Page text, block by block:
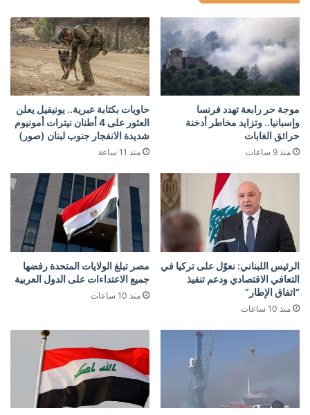
موجة حر رابعة تهدد فرنسا
وإسبانيا.. وتزايد مخاطر أدخنة
حرائق الغابات
منذ 9 ساعات
حاويات بكتابة عبرية.. يونيفيل يعلن
العثور على 4 أطنان نيترات أمونيوم
شديدة الانفجار جنوب لبنان (صور)
منذ 11 ساعة
الرئيس اللبناني: نعوّل على تركيا في
التعافي الاقتصادي ودعم تنفيذ
“اتفاق الإطار”
منذ 10 ساعات
مصر تبلغ الولايات المتحدة رفضها
جميع الاعتداءات على الدول العربية
منذ 10 ساعات